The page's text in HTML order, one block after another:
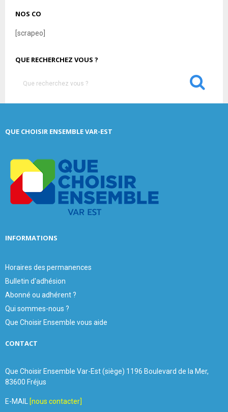
NOS CO
[scrapeo]
QUE RECHERCHEZ VOUS ?
h
S
QUE CHOISIR ENSEMBLE VAR-EST
INFORMATIONS
Horaires des permanences
Bulletin d'adhésion
Abonné ou adhérent ?
Qui sommes-nous ?
Que Choisir Ensemble vous aide
CONTACT
Que Choisir Ensemble Var-Est (siège) 1196 Boulevard de la Mer,
83600 Fréjus
E-MAIL [nous contacter]